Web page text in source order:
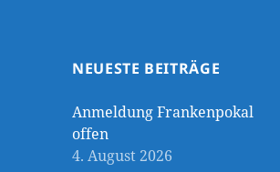
NEUESTE BEITRÄGE
Anmeldung Frankenpokal
offen
4. August 2026